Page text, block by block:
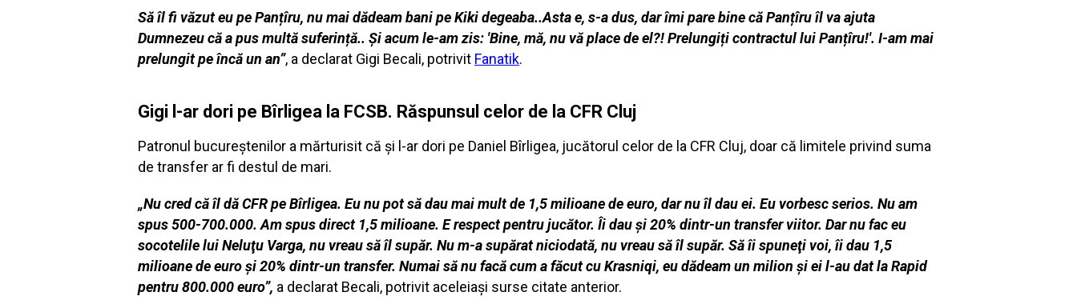
Să îl fi văzut eu pe Panțîru, nu mai dădeam bani pe Kiki degeaba..Asta e, s-a dus, dar îmi pare bine că Panțîru îl va ajuta
Dumnezeu că a pus multă suferință.. Și acum le-am zis: 'Bine, mă, nu vă place de el?! Prelungiți contractul lui Panțîru!'. I-am mai
prelungit pe încă un an”, a declarat Gigi Becali, potrivit Fanatik.
Gigi l-ar dori pe Bîrligea la FCSB. Răspunsul celor de la CFR Cluj
Patronul bucureștenilor a mărturisit că și l-ar dori pe Daniel Bîrligea, jucătorul celor de la CFR Cluj, doar că limitele privind suma
de transfer ar fi destul de mari.
„Nu cred că îl dă CFR pe Bîrligea. Eu nu pot să dau mai mult de 1,5 milioane de euro, dar nu îl dau ei. Eu vorbesc serios. Nu am
spus 500-700.000. Am spus direct 1,5 milioane. E respect pentru jucător. Îi dau şi 20% dintr-un transfer viitor. Dar nu fac eu
socotelile lui Neluţu Varga, nu vreau să îl supăr. Nu m-a supărat niciodată, nu vreau să îl supăr. Să îi spuneţi voi, îi dau 1,5
milioane de euro şi 20% dintr-un transfer. Numai să nu facă cum a făcut cu Krasniqi, eu dădeam un milion şi ei l-au dat la Rapid
pentru 800.000 euro”, a declarat Becali, potrivit aceleiași surse citate anterior.